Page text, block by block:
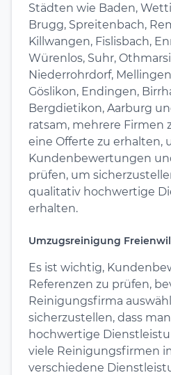
Städten wie Baden,
Brugg, Spreitenbach,
Killwangen, Fislisbach,
Würenlos, Suhr,
Niederrohrdorf,
Göslikon, Endingen,
Bergdietikon, Aarburg
ratsam, mehrere Firmen
eine Offerte zu erhalten,
Kundenbewertungen
prüfen, um
qualitativ hochwertige
erhalten.
Umzugsreinigung
Es ist wichtig,
Referenzen zu prüfen,
Reinigungsfirma
sicherzustellen, dass
hochwertige
viele Reinigungsfirmen
verschiedene